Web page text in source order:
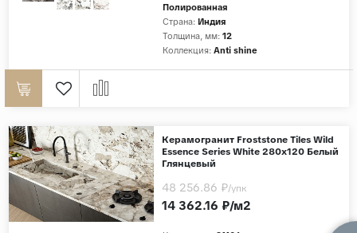
Полированная
Страна: Индия
Толщина, мм: 12
Коллекция: Anti shine
Керамогранит Froststone Tiles Wild
Essence Series White 280x120 Белый
Глянцевый
14 362.16 ₽/м2
48 256.86 ₽/упк